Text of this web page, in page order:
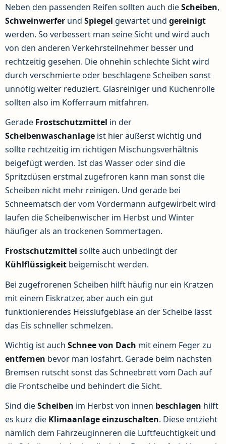
Neben den passenden Reifen sollten auch dieScheiben,
Schweinwerfer und Spiegel gewartet und gereinigt
werden. So verbessert man seine Sicht und wird auch
von den anderen Verkehrsteilnehmer besser und
rechtzeitig gesehen. Die ohnehin schlechte Sicht wird
durch verschmierte oder beschlagene Scheiben sonst
unnötig weiter reduziert. Glasreiniger und Küchenrolle
sollten also im Kofferraum mitfahren.
Gerade Frostschutzmittel in der
Scheibenwaschanlage ist hier äußerst wichtig und
sollte rechtzeitig im richtigen Mischungsverhältnis
beigefügt werden. Ist das Wasser oder sind die
Spritzdüsen erstmal zugefroren kann man sonst die
Scheiben nicht mehr reinigen. Und gerade bei
Schneematsch der vom Vordermann aufgewirbelt wird
laufen die Scheibenwischer im Herbst und Winter
häufiger als an trockenen Sommertagen.
Frostschutzmittel sollte auch unbedingt der
Kühlflüssigkeit beigemischt werden.
Bei zugefrorenen Scheiben hilft häufig nur ein Kratzen
mit einem Eiskratzer, aber auch ein gut
funktionierendes Heisslufgebläse an der Scheibe lässt
das Eis schneller schmelzen.
Wichtig ist auch Schnee von Dach mit einem Feger zu
entfernen bevor man losfährt. Gerade beim nächsten
Bremsen rutscht sonst das Schneebrett vom Dach auf
die Frontscheibe und behindert die Sicht.
Sind dieScheiben im Herbst von innen beschlagen hilft
es kurz die Klimaanlageeinzuschalten. Diese entzieht
nämlich dem Fahrzeuginneren die Luftfeuchtigkeit und